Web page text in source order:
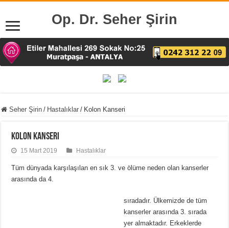
Op. Dr. Seher Şirin
Seher Şirin / Hastalıklar / Kolon Kanseri
Kolon Kanseri
15 Mart 2019 Hastalıklar
Tüm dünyada karşılaşılan en sık 3. ve ölüme neden olan kanserler
arasında da 4.
sıradadır. Ülkemizde de tüm
kanserler arasında 3. sırada
yer almaktadır. Erkeklerde